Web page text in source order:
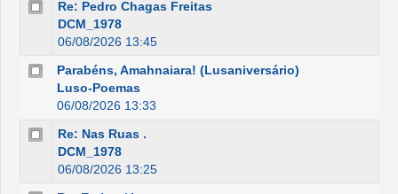
Re: Pedro Chagas Freitas
DCM_1978
06/08/2026 13:45
Parabéns, Amahnaiara! (Lusaniversário)
Luso-Poemas
06/08/2026 13:33
Re: Nas Ruas .
DCM_1978
06/08/2026 13:25